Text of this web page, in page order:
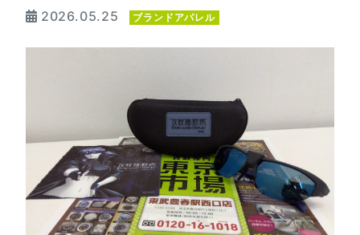
2026.05.25 ブランドアパレル